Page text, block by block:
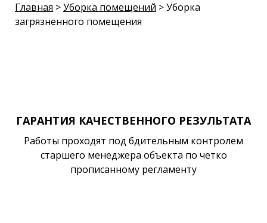
Главная >Уборка помещений > Уборка
загрязненного помещения
ГАРАНТИЯ КАЧЕСТВЕННОГО РЕЗУЛЬТАТА
Работы проходят под бдительным контролем
старшего менеджера объекта по четко
прописанному регламенту